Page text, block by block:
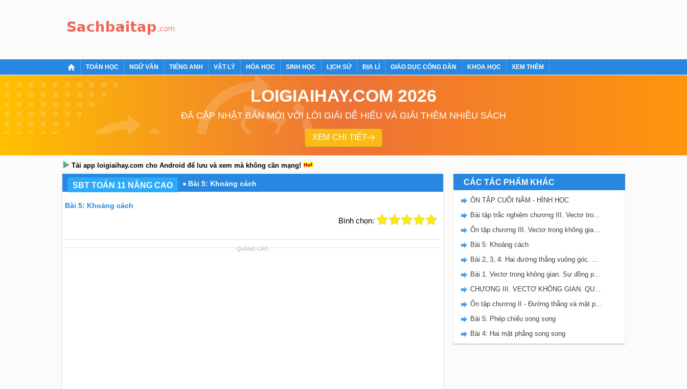
TOÁN HỌC NGỮ VĂN TIẾNG ANH VẬT LÝ HÓA HỌC SINH HỌC LỊCH SỬ ĐỊA LÍ GIÁO DỤC CÔNG DÂN KHOA HỌC XEM THÊM
LOIGIAIHAY.COM 2026
ĐÃ CẬP NHẬT BẢN MỚI VỚI LỜI GIẢI DỄ HIỂU VÀ GIẢI THÊM NHIỀU SÁCH
XEM CHI TIẾT
Tải app loigiaihay.com cho Android để lưu và xem mà không cần mạng!
SBT TOÁN 11 NÂNG CAO Bài 5: Khoảng cách
Bài 5: Khoảng cách
Bình chọn:
QUẢNG CÁO
CÁC TÁC PHẨM KHÁC
ÔN TẬP CUỐI NĂM - HÌNH HỌC
Bài tập trắc nghiệm chương III. Vectơ trong không gian. Quan hệ vuông góc.
Ôn tập chương III. Vectơ trong không gian. Quan hệ vuông góc
Bài 5: Khoảng cách
Bài 2, 3, 4: Hai đường thẳng vuông góc. Đường thẳng vuông góc với mặt phẳng. Hai mặt phẳng vuông góc
Bài 1. Vectơ trong không gian. Sự đồng phẳng của các vectơ
CHƯƠNG III. VECTƠ KHÔNG GIAN. QUAN HỆ VUÔNG GÓC
Ôn tập chương II - Đường thẳng và mặt phẳng trong không gian. Quan hệ song song
Bài 5: Phép chiếu song song
Bài 4: Hai mặt phẳng song song